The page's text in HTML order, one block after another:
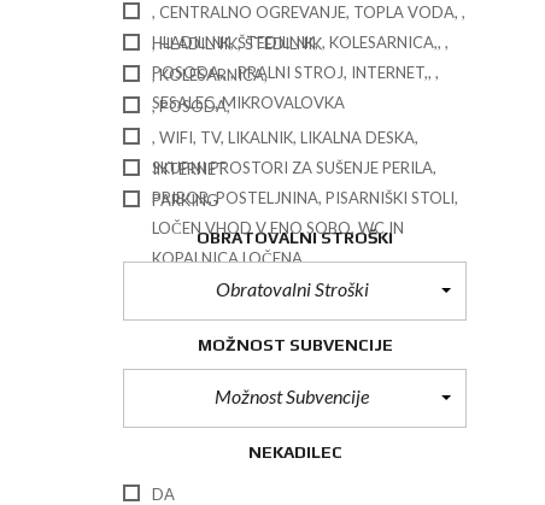
, CENTRALNO OGREVANJE, TOPLA VODA, ,
HLADILNIK, ŠTEDILNIK, , KOLESARNICA,, ,
POSODA,, , PRALNI STROJ, INTERNET,, ,
SESALEC, MIKROVALOVKA
, HLADILNIK, ŠTEDILNIK
, KOLESARNICA,
, POSODA,
, WIFI, TV, LIKALNIK, LIKALNA DESKA,
SKUPNI PROSTORI ZA SUŠENJE PERILA,
PRIBOR, POSTELJNINA, PISARNIŠKI STOLI,
LOČEN VHOD V ENO SOBO, WC IN
KOPALNICA LOČENA,
INTERNET
PARKING
OBRATOVALNI STROŠKI
Obratovalni Stroški
MOŽNOST SUBVENCIJE
Možnost Subvencije
NEKADILEC
DA